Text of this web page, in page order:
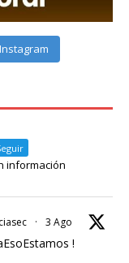
información
· 3 Ago
!